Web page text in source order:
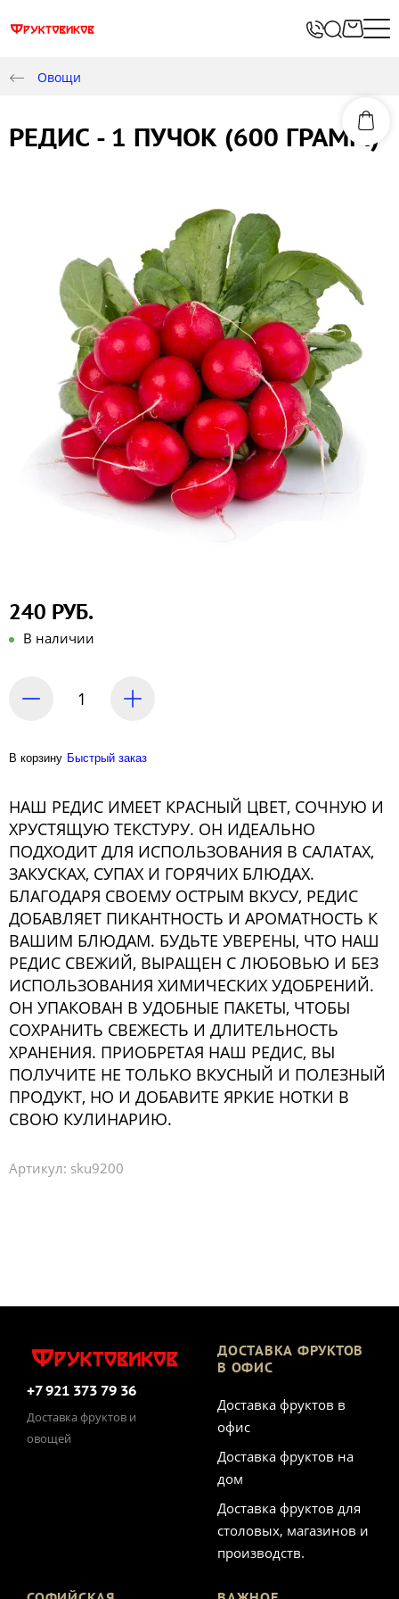
Овощи
РЕДИС - 1 ПУЧОК (600 ГРАММ)
240 РУБ.
В наличии
В корзину Быстрый заказ
НАШ РЕДИС ИМЕЕТ КРАСНЫЙ ЦВЕТ, СОЧНУЮ И
ХРУСТЯЩУЮ ТЕКСТУРУ. ОН ИДЕАЛЬНО
ПОДХОДИТ ДЛЯ ИСПОЛЬЗОВАНИЯ В САЛАТАХ,
ЗАКУСКАХ, СУПАХ И ГОРЯЧИХ БЛЮДАХ.
БЛАГОДАРЯ СВОЕМУ ОСТРЫМ ВКУСУ, РЕДИС
ДОБАВЛЯЕТ ПИКАНТНОСТЬ И АРОМАТНОСТЬ К
ВАШИМ БЛЮДАМ. БУДЬТЕ УВЕРЕНЫ, ЧТО НАШ
РЕДИС СВЕЖИЙ, ВЫРАЩЕН С ЛЮБОВЬЮ И БЕЗ
ИСПОЛЬЗОВАНИЯ ХИМИЧЕСКИХ УДОБРЕНИЙ.
ОН УПАКОВАН В УДОБНЫЕ ПАКЕТЫ, ЧТОБЫ
СОХРАНИТЬ СВЕЖЕСТЬ И ДЛИТЕЛЬНОСТЬ
ХРАНЕНИЯ. ПРИОБРЕТАЯ НАШ РЕДИС, ВЫ
ПОЛУЧИТЕ НЕ ТОЛЬКО ВКУСНЫЙ И ПОЛЕЗНЫЙ
ПРОДУКТ, НО И ДОБАВИТЕ ЯРКИЕ НОТКИ В
СВОЮ КУЛИНАРИЮ.
Артикул: sku9200
+7 921 373 79 36
Доставка фруктов и
овощей
ДОСТАВКА ФРУКТОВ
В ОФИС
Доставка фруктов в
офис
Доставка фруктов на
дом
Доставка фруктов для
столовых, магазинов и
производств.